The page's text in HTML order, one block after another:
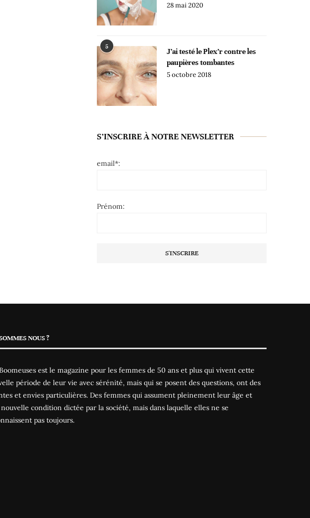
28 mai 2020
5
J’ai testé le Plex’r contre les
paupières tombantes
5 octobre 2018
S’INSCRIRE À NOTRE NEWSLETTER
email*:
Prénom:
NOUS ?
est le magazine pour les femmes de 50 ans et plus qui vivent cette
période de leur vie avec sérénité, mais qui se posent des questions, ont des
et envies particulières. Des femmes qui assument pleinement leur âge et
condition dictée par la société, mais dans laquelle elles ne se
pas toujours.